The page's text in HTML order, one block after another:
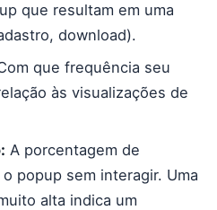
que resultam em uma
download).
que frequência seu
às visualizações de
A porcentagem de
popup sem interagir. Uma
alta indica um